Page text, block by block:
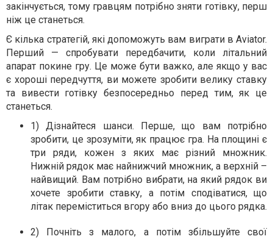
закінчується, тому гравцям потрібно зняти готівку, перш
ніж це станеться.
Є кілька стратегій, які допоможуть вам виграти в Aviator.
Перший — спробувати передбачити, коли літальний
апарат покине гру. Це може бути важко, але якщо у вас
є хороші передчуття, ви можете зробити велику ставку
та вивести готівку безпосередньо перед тим, як це
станеться.
1) Дізнайтеся шанси. Перше, що вам потрібно
зробити, це зрозуміти, як працює гра. На площині є
три ряди, кожен з яких має різний множник.
Нижній рядок має найнижчий множник, а верхній –
найвищий. Вам потрібно вибрати, на який рядок ви
хочете зробити ставку, а потім сподіватися, що
літак переміститься вгору або вниз до цього рядка.
2) Почніть з малого, а потім збільшуйте свої